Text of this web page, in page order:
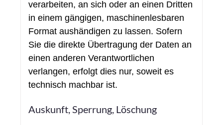
verarbeiten, an sich oder an einen Dritten
in einem gängigen, maschinenlesbaren
Format aushändigen zu lassen. Sofern
Sie die direkte Übertragung der Daten an
einen anderen Verantwortlichen
verlangen, erfolgt dies nur, soweit es
technisch machbar ist.
Auskunft, Sperrung, Löschung